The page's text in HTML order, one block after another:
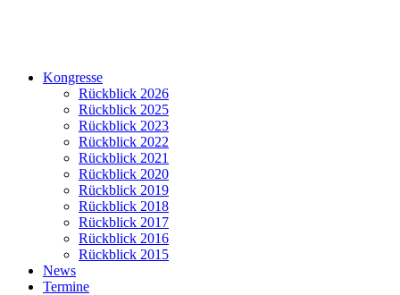
Kongresse
Rückblick 2026
Rückblick 2025
Rückblick 2023
Rückblick 2022
Rückblick 2021
Rückblick 2020
Rückblick 2019
Rückblick 2018
Rückblick 2017
Rückblick 2016
Rückblick 2015
News
Termine